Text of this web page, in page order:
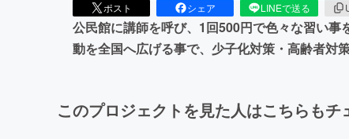
ポスト シェア LINEで送る
公民館に講師を呼び、1回500円で色々な習い
動を全国へ広げる事で、少子化対策・高齢者対
このプロジェクトを見た人はこちらもチ